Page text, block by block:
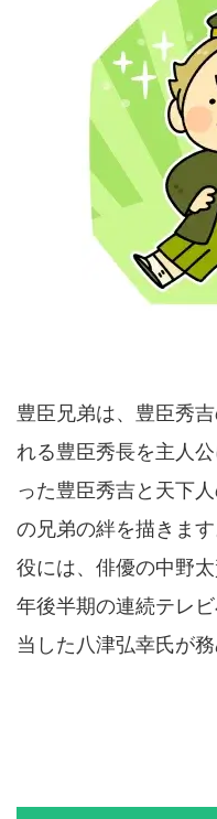
豊臣兄弟は、豊臣秀
れる豊臣秀長を主人
った豊臣秀吉と天下
の兄弟の絆を描きま
役には、俳優の中野
年後半期の連続テレ
当した八津弘幸氏が務